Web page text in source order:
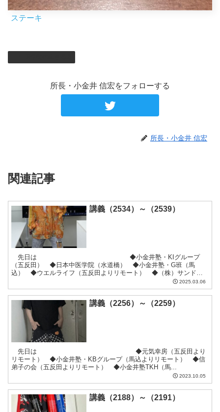
ステーキ
所長・小金井 信宏をフォローする
所長・小金井 信宏
関連記事
講義（2534）～（2539）
先日は ◆小金井塾・KIグループ
（五反田） ◆日本中医学院（水道橋） ◆小金井塾・G班（馬
込） ◆ウエルライフ（五反田よりリモート） ◆（株）サンド
2025.03.06
講義（2256）～（2259）
先日は ◆元気幸房（五反田より
リモート） ◆小金井塾・KBグループ（馬込よりリモート） ◆信
弟子の会（五反田よりリモート） ◆小金井塾TKH（馬...
2023.10.05
講義（2188）～（2191）